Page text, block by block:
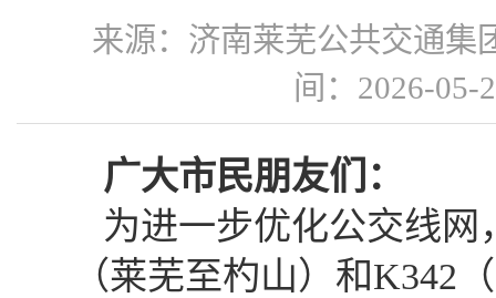
来源：济南莱芜公共交
间：2026-
广大市民朋友们：
为进一步优化公交线网
（莱芜至杓山）和K342